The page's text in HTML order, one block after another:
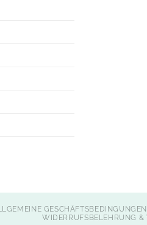
WIDERRUFSBELEHRUNG